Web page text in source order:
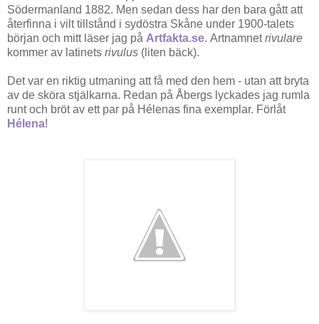
Södermanland 1882. Men sedan dess har den bara gått att
återfinna i vilt tillstånd i sydöstra Skåne under 1900-talets
början och mitt läser jag på Artfakta.se. Artnamnetrivulare
kommer av latinets rivulus (liten bäck).
Det var en riktig utmaning att få med den hem - utan att bryta
av de sköra stjälkarna. Redan på Åbergs lyckades jag rumla
runt och bröt av ett par på Hélenas fina exemplar. Förlåt
Hélena!